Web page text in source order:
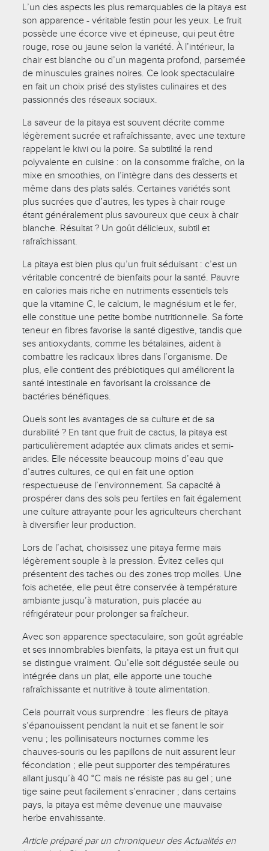
L’un des aspects les plus remarquables de la pitaya est
son apparence - véritable festin pour les yeux. Le fruit
possède une écorce vive et épineuse, qui peut être
rouge, rose ou jaune selon la variété. À l’intérieur, la
chair est blanche ou d’un magenta profond, parsemée
de minuscules graines noires. Ce look spectaculaire
en fait un choix prisé des stylistes culinaires et des
passionnés des réseaux sociaux.
La saveur de la pitaya est souvent décrite comme
légèrement sucrée et rafraîchissante, avec une texture
rappelant le kiwi ou la poire. Sa subtilité la rend
polyvalente en cuisine : on la consomme fraîche, on la
mixe en smoothies, on l’intègre dans des desserts et
même dans des plats salés. Certaines variétés sont
plus sucrées que d’autres, les types à chair rouge
étant généralement plus savoureux que ceux à chair
blanche. Résultat ? Un goût délicieux, subtil et
rafraîchissant.
La pitaya est bien plus qu’un fruit séduisant : c’est un
véritable concentré de bienfaits pour la santé. Pauvre
en calories mais riche en nutriments essentiels tels
que la vitamine C, le calcium, le magnésium et le fer,
elle constitue une petite bombe nutritionnelle. Sa forte
teneur en fibres favorise la santé digestive, tandis que
ses antioxydants, comme les bétalaïnes, aident à
combattre les radicaux libres dans l’organisme. De
plus, elle contient des prébiotiques qui améliorent la
santé intestinale en favorisant la croissance de
bactéries bénéfiques.
Quels sont les avantages de sa culture et de sa
durabilité ? En tant que fruit de cactus, la pitaya est
particulièrement adaptée aux climats arides et semi-
arides. Elle nécessite beaucoup moins d’eau que
d’autres cultures, ce qui en fait une option
respectueuse de l’environnement. Sa capacité à
prospérer dans des sols peu fertiles en fait également
une culture attrayante pour les agriculteurs cherchant
à diversifier leur production.
Lors de l’achat, choisissez une pitaya ferme mais
légèrement souple à la pression. Évitez celles qui
présentent des taches ou des zones trop molles. Une
fois achetée, elle peut être conservée à température
ambiante jusqu’à maturation, puis placée au
réfrigérateur pour prolonger sa fraîcheur.
Avec son apparence spectaculaire, son goût agréable
et ses innombrables bienfaits, la pitaya est un fruit qui
se distingue vraiment. Qu’elle soit dégustée seule ou
intégrée dans un plat, elle apporte une touche
rafraîchissante et nutritive à toute alimentation.
Cela pourrait vous surprendre : les fleurs de pitaya
s’épanouissent pendant la nuit et se fanent le soir
venu ; les pollinisateurs nocturnes comme les
chauves-souris ou les papillons de nuit assurent leur
fécondation ; elle peut supporter des températures
allant jusqu’à 40 °C mais ne résiste pas au gel ; une
tige saine peut facilement s’enraciner ; dans certains
pays, la pitaya est même devenue une mauvaise
herbe envahissante.
Article préparé par un chroniqueur des Actualités en